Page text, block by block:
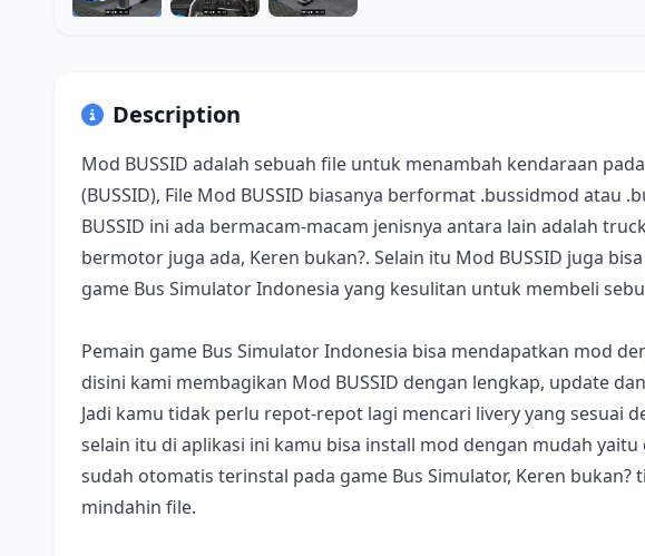
Description
Mod BUSSID adalah sebuah file untuk menambah kendaraan
(BUSSID), File Mod BUSSID biasanya berformat .bussidmod atau
BUSSID ini ada bermacam-macam jenisnya antara lain adalah
bermotor juga ada, Keren bukan?. Selain itu Mod BUSSID juga
game Bus Simulator Indonesia yang kesulitan untuk membeli
Pemain game Bus Simulator Indonesia bisa mendapatkan mod
disini kami membagikan Mod BUSSID dengan lengkap, update
Jadi kamu tidak perlu repot-repot lagi mencari livery yang sesuai
selain itu di aplikasi ini kamu bisa install mod dengan mudah
sudah otomatis terinstal pada game Bus Simulator, Keren
mindahin file.